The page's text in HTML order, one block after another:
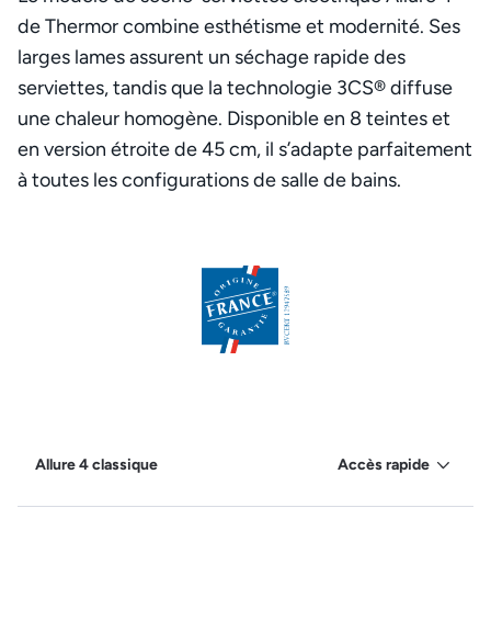
de Thermor combine esthétisme et modernité. Ses
larges lames assurent un séchage rapide des
serviettes, tandis que la technologie 3CS® diffuse
une chaleur homogène. Disponible en 8 teintes et
en version étroite de 45 cm, il s’adapte parfaitement
à toutes les configurations de salle de bains.
Allure 4 classique Accès rapide